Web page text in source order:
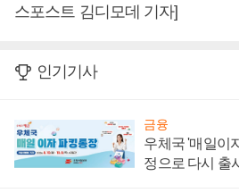
스포스트 김디모데 기자]
인기기사
금융
우체국 '매일이
정으로 다시 출